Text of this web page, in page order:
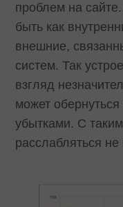
проблем на
быть как
внешние,
систем. Так
взгляд
может
убытками. С
расслабляться не